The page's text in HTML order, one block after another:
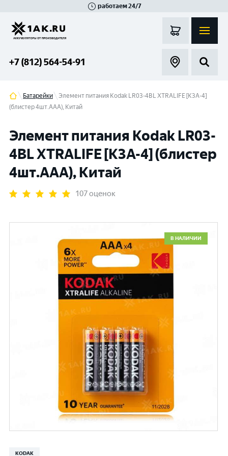
работаем 24/7
+7 (812) 564-54-91
Батарейки
Элемент питания Kodak LR03-4BL XTRALIFE [K3A-4]
(блистер 4шт.AАА), Китай
Элемент питания Kodak LR03-
4BL XTRALIFE [K3A-4] (блистер
4шт.AАА), Китай
107 оценок
В НАЛИЧИИ
KODAK
Гатчина